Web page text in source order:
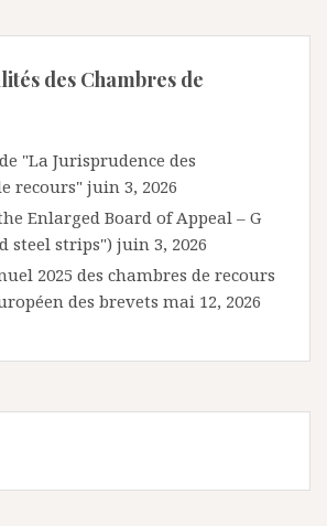
des Chambres de
"La Jurisprudence des
recours" juin 3, 2026
Enlarged Board of Appeal – G
steel strips") juin 3, 2026
2025 des chambres de recours
des brevets mai 12, 2026